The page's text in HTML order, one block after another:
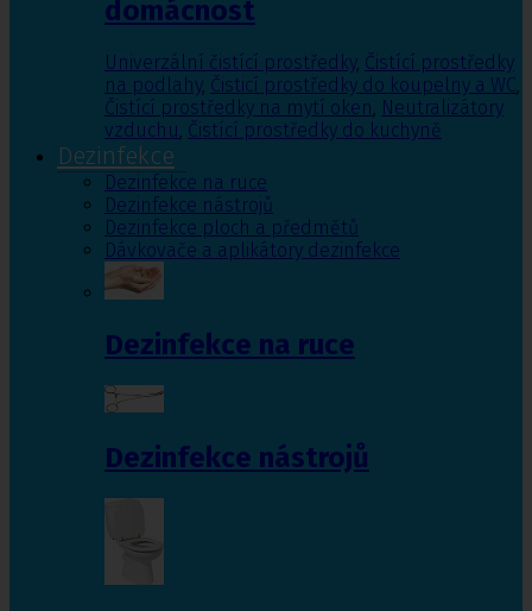
domácnost
Univerzální čistící prostředky, Čistící prostředky
na podlahy, Čisticí prostředky do koupelny a WC,
Čistící prostředky na mytí oken, Neutralizátory
vzduchu, Čistící prostředky do kuchyně
Dezinfekce
Dezinfekce na ruce
Dezinfekce nástrojů
Dezinfekce ploch a předmětů
Dávkovače a aplikátory dezinfekce
Dezinfekce na ruce
Dezinfekce nástrojů